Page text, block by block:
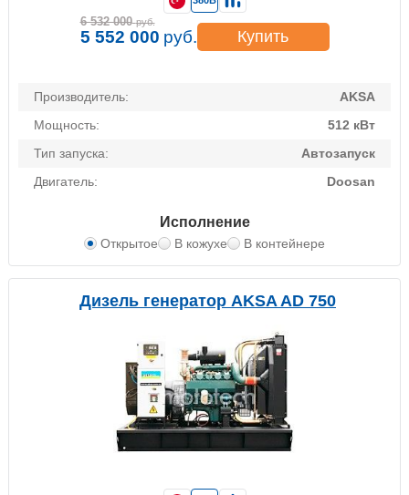
Производитель:
AKSA
Мощность:
512 кВт
Тип запуска:
Автозапуск
Двигатель:
Doosan
Исполнение
Открытое В кожухе В контейнере
6 532 000 руб.
5 552 000 руб. Купить
Дизель генератор AKSA AD 750